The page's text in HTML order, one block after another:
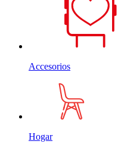
Accesorios
Hogar